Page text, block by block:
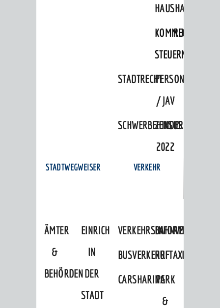
HAUSHALT
KOMMUNALE
STEUERN
STADTRECHTPERSONALRAT
/ JAV
ZENSUS
2022
STADTWEGWEISER
ÄMTER
&
BEHÖRDEN
EINRICHTUNGEN
IN
DER
STADT
VERKEHR
VERKEHRSINFORMATIONEN
BAHNVERKEHR
BUSVERKEHRRUFTAXI
CARSHARINGPARK
&